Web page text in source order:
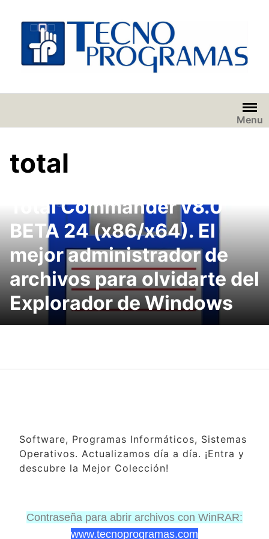
contenido
Menu
total
Total Commander v8.0
BETA 24 (x86/x64). El
mejor administrador de
archivos para olvidarte del
Explorador de Windows
Software, Programas Informáticos, Sistemas
Operativos. Actualizamos día a día. ¡Entra y
descubre la Mejor Colección!
Contraseña para abrir archivos con WinRAR:
www.tecnoprogramas.com